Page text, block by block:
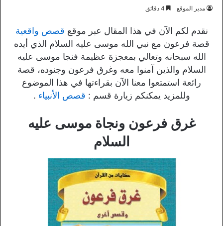
مدير الموقع
نقدم لكم الآن في هذا المقال عبر موقع قصص واقعية
قصة فرعون مع نبي الله موسى عليه السلام الذي أيده
الله سبحانه وتعالي بمعجزة عظيمة فنجا موسى عليه
السلام والذين آمنوا معه وغرق فرعون وجنوده، قصة
رائعة استمتعوا معنا الآن بقراءتها في هذا الموضوع
وللمزيد يمكنكم زيارة قسم : قصص الأنبياء .
غرق فرعون ونجاة موسى عليه
السلام